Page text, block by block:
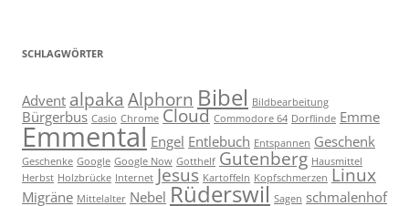
SCHLAGWÖRTER
Advent alpaka Alphorn Bibel Bildbearbeitung
Bürgerbus Casio Chrome Cloud Commodore 64 Dorflinde Emme
Emmental Engel Entlebuch Entspannen Geschenk
Geschenke Google Google Now Gotthelf Gutenberg Hausmittel
Herbst Holzbrücke Internet Jesus Kartoffeln Kopfschmerzen Linux
Migräne Mittelalter Nebel Rüderswil Sagen schmalenhof